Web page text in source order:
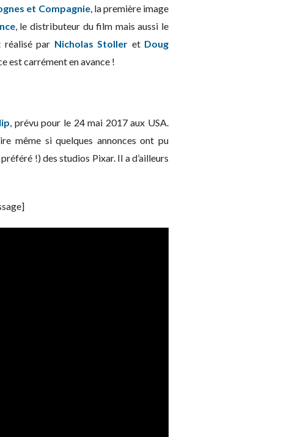
et Compagnie, la première image
, le distributeur du film mais aussi le
par Nicholas Stoller et Doug
est carrément en avance !
, prévu pour le 24 mai 2017 aux USA.
même si quelques annonces ont pu
!) des studios Pixar. Il a d’ailleurs